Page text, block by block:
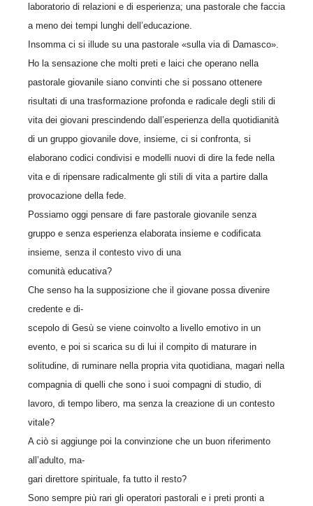
laboratorio di relazioni e di esperienza; una pastorale che faccia
a meno dei tempi lunghi dell’educazione.
Insomma ci si illude su una pastorale «sulla via di Damasco».
Ho la sensazione che molti preti e laici che operano nella
pastorale giovanile siano convinti che si possano ottenere
risultati di una trasformazione profonda e radicale degli stili di
vita dei giovani prescindendo dall’esperienza della quotidianità
di un gruppo giovanile dove, insieme, ci si confronta, si
elaborano codici condivisi e modelli nuovi di dire la fede nella
vita e di ripensare radicalmente gli stili di vita a partire dalla
provocazione della fede.
Possiamo oggi pensare di fare pastorale giovanile senza
gruppo e senza esperienza elaborata insieme e codificata
insieme, senza il contesto vivo di una
comunità educativa?
Che senso ha la supposizione che il giovane possa divenire
credente e di-
scepolo di Gesù se viene coinvolto a livello emotivo in un
evento, e poi si scarica su di lui il compito di maturare in
solitudine, di ruminare nella propria vita quotidiana, magari nella
compagnia di quelli che sono i suoi compagni di studio, di
lavoro, di tempo libero, ma senza la creazione di un contesto
vitale?
A ciò si aggiunge poi la convinzione che un buon riferimento
all’adulto, ma-
gari direttore spirituale, fa tutto il resto?
Sono sempre più rari gli operatori pastorali e i preti pronti a